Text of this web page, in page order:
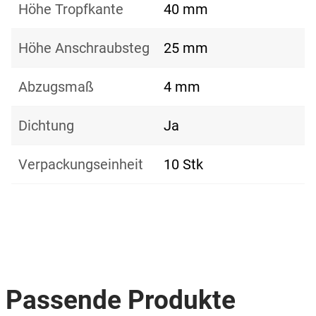
Höhe Tropfkante 40 mm
Höhe Anschraubsteg 25 mm
Abzugsmaß 4 mm
Dichtung Ja
Verpackungseinheit 10 Stk
Passende Produkte